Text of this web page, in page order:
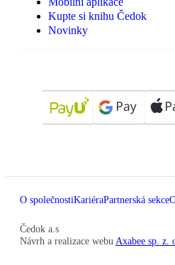
Kupte si knihu Čedok
Novinky
O společnostiKariéraPartnerská sekce
Čedok a.s
Návrh a realizace webu Axabee sp. z.